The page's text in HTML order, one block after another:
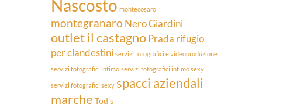
Nascosto montecosaro
montegranaro Nero Giardini
outlet il castagnoPrada rifugio
per clandestini servizi fotografici e videoproduzione
servizi fotografici intimo servizi fotografici intimo sexy
servizi fotografici sexy spacci aziendali
marche Tod's